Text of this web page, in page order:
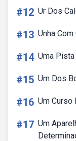
#12 Ur Dos
#13 Unha
#14 Uma
#15 Um Dos
#16 Um Curso
#17 Um